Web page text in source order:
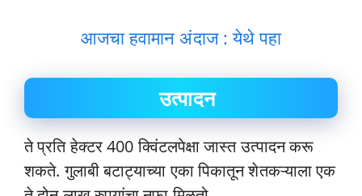
आजचा हवामान अंदाज : येथे पहा
उत्पादन
ते प्रति हेक्टर 400 क्विंटलपेक्षा जास्त उत्पादन करू
शकते. गुलाबी बटाट्याच्या एका पिकातून शेतकऱ्याला एक